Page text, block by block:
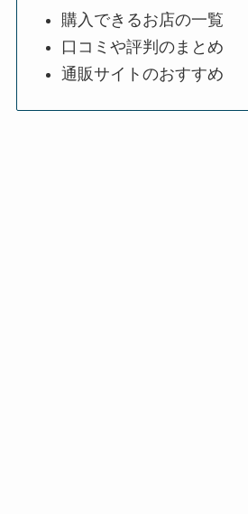
購入できるお店の一覧
口コミや評判のまとめ
通販サイトのおすすめ